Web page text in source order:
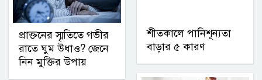
প্রাক্তনের স্মৃতিতে গভীর
রাতে ঘুম উধাও? জেনে
নিন মুক্তির উপায়
শীতকালে পানিশূন্যতা
বাড়ার ৫ কারণ